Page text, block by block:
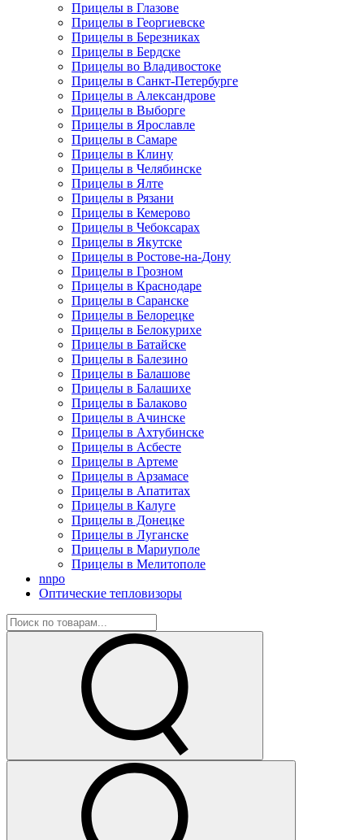
Прицелы в Глазове
Прицелы в Георгиевске
Прицелы в Березниках
Прицелы в Бердске
Прицелы во Владивостоке
Прицелы в Санкт-Петербурге
Прицелы в Александрове
Прицелы в Выборге
Прицелы в Ярославле
Прицелы в Самаре
Прицелы в Клину
Прицелы в Челябинске
Прицелы в Ялте
Прицелы в Рязани
Прицелы в Кемерово
Прицелы в Чебоксарах
Прицелы в Якутске
Прицелы в Ростове-на-Дону
Прицелы в Грозном
Прицелы в Краснодаре
Прицелы в Саранске
Прицелы в Белорецке
Прицелы в Белокурихе
Прицелы в Батайске
Прицелы в Балезино
Прицелы в Балашове
Прицелы в Балашихе
Прицелы в Балаково
Прицелы в Ачинске
Прицелы в Ахтубинске
Прицелы в Асбесте
Прицелы в Артеме
Прицелы в Арзамасе
Прицелы в Апатитах
Прицелы в Калуге
Прицелы в Донецке
Прицелы в Луганске
Прицелы в Мариуполе
Прицелы в Мелитополе
nnpo
Оптические тепловизоры